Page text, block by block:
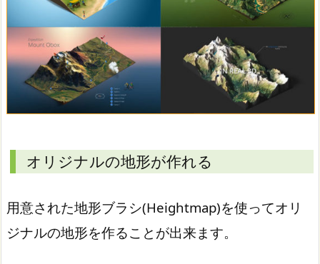
オリジナルの地形が作れる
用意された地形ブラシ(Heightmap)を使ってオリ
ジナルの地形を作ることが出来ます。